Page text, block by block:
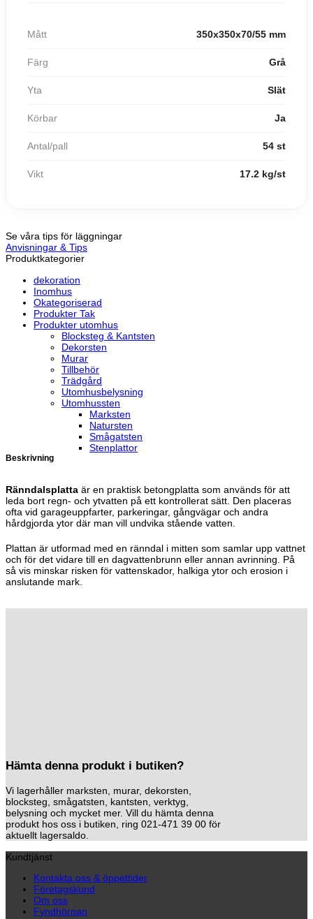
Mått 350x350x70/55 mm
Färg Grå
Yta Slät
Körbar Ja
Antal/pall 54 st
Vikt 17.2 kg/st
Se våra tips för läggningar
Anvisningar & Tips
Produktkategorier
dekoration
Inomhus
Okategoriserad
Produkter Tak
Produkter utomhus
Blocksteg & Kantsten
Dekorsten
Murar
Tillbehör
Trädgård
Utomhusbelysning
Utomhussten
Marksten
Natursten
Smågatsten
Stenplattor
Beskrivning
Ränndalsplatta är en praktisk betongplatta som används för att
leda bort regn- och ytvatten på ett kontrollerat sätt. Den placeras
ofta vid garageuppfarter, parkeringar, gångvägar och andra
hårdgjorda ytor där man vill undvika stående vatten.
Plattan är utformad med en ränndal i mitten som samlar upp vattnet
och för det vidare till en dagvattenbrunn eller annan avrinning. På
så vis minskar risken för vattenskador, halkiga ytor och erosion i
anslutande mark.
Hämta denna produkt i butiken?
Vi lagerhåller marksten, murar, dekorsten,
blocksteg, smågatsten, kantsten, verktyg,
belysning och mycket mer. Vill du hämta denna
produkt hos oss i butiken, ring 021-471 39 00 för
aktuellt lagersaldo.
Kundtjänst
Kontakta oss & öppettider
Företagskund
Om oss
Fyndhörnan